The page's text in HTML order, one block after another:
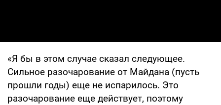
«Я бы в этом случае сказал следующее.
Сильное разочарование от Майдана (пусть
прошли годы) еще не испарилось. Это
разочарование еще действует, поэтому